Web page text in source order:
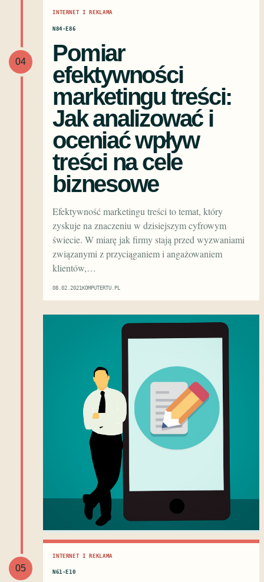
04
INTERNET I REKLAMA
N84·E86
Pomiar
efektywności
marketingu treści:
Jak analizować i
oceniać wpływ
treści na cele
biznesowe
Efektywność marketingu treści to temat, który
zyskuje na znaczeniu w dzisiejszym cyfrowym
świecie. W miarę jak firmy stają przed wyzwaniami
związanymi z przyciąganiem i angażowaniem
klientów,…
08.02.2021KOMPUTERTU.PL
05
INTERNET I REKLAMA
N61·E10